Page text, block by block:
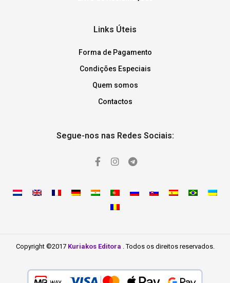
Links Úteis
Forma de Pagamento
Condições Especiais
Quem somos
Contactos
Segue-nos nas Redes Sociais:
Copyright ©2017 Kuriakos Editora . Todos os direitos reservados.